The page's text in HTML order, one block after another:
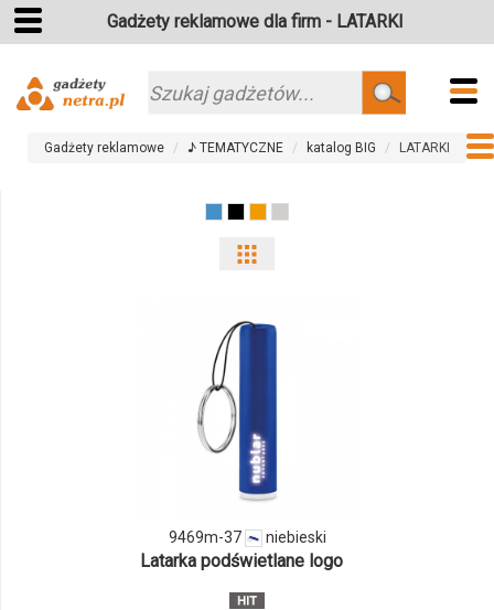
Gadżety reklamowe dla firm - LATARKI
Szukaj
Gadżety reklamowe ♪ TEMATYCZNE katalog BIG LATARKI
produktu
9469m-
9469m-37 niebieski
Latarka podświetlane logo